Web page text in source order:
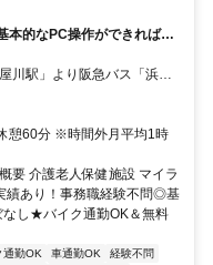
本的なPC操作ができれば
輪場あり！【芦屋市・老
川駅」より阪急バス「浜風
憩60分 ※時間外月平均1時
要 介護老人保健施設 マイラ
績あり！事務職経験不問◎基
なし★バイク通勤OK＆無料
通勤OK 車通勤OK
経験不問